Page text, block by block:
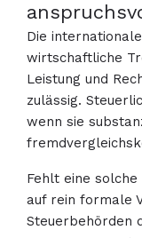
Die
wirtschaftliche
Leistung und
zulässig.
wenn sie
Fehlt eine
auf rein formale
Steuerbehörden